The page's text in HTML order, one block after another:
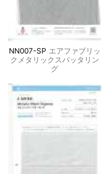
NN007-SP エアファブリッ
クメタリックスパッタリン
グ